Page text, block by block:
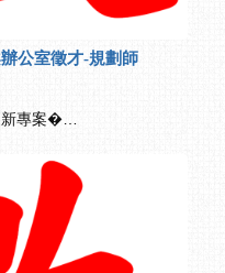
公室徵才-規劃師
新專案�…